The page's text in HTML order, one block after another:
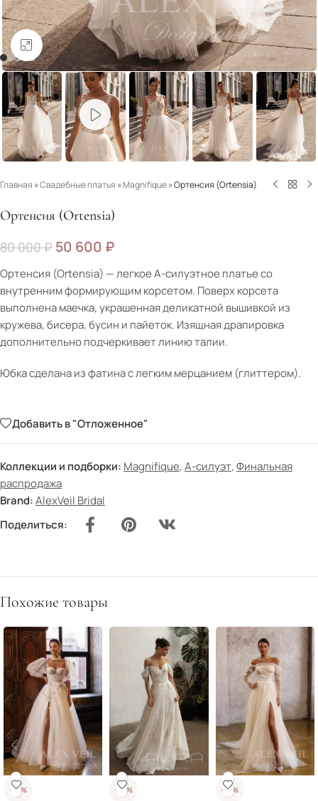
Увеличить
Главная »Свадебные платья »Magnifique»Ортенсия (Ortensia)
Ортенсия (Ortensia)
80 000₽ 50 600 ₽
Ортенсия (Ortensia) — легкое А-силуэтное платье со
внутренним формирующим корсетом. Поверх корсета
выполнена маечка, украшенная деликатной вышивкой из
кружева, бисера, бусин и пайеток. Изящная драпировка
дополнительно подчеркивает линию талии.
Юбка сделана из фатина с легким мерцанием (глиттером).
Добавить в "Отложенное"
Коллекции и подборки: Magnifique,А-силуэт,Финальная
распродажа
Brand:AlexVeil Bridal
Поделиться:
Похожие товары
-50% -20% -50%